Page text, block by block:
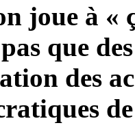
joue à «
que
des